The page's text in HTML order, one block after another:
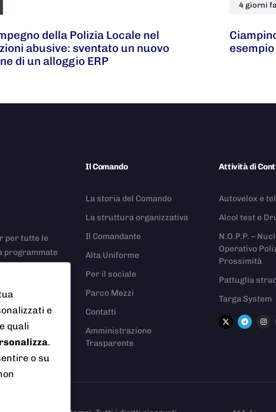
della Polizia Locale nel
abusive: sventato un nuovo
di un alloggio ERP
4 giorni
esempio
per tutte le
programmate
Stradale
Il Comando
La storia del Comando
La struttura organizzativa
Il Comandante
Alta Uniforme
Per il sociale
Parco Mezzi
Contatti
Amministrazione
Trasparente
Attività di
Autovelox e
Alcol test e
N.O.P.P. –
Operativo
Prossimità
Pattuglia
Targa System
e
quali
.
o su